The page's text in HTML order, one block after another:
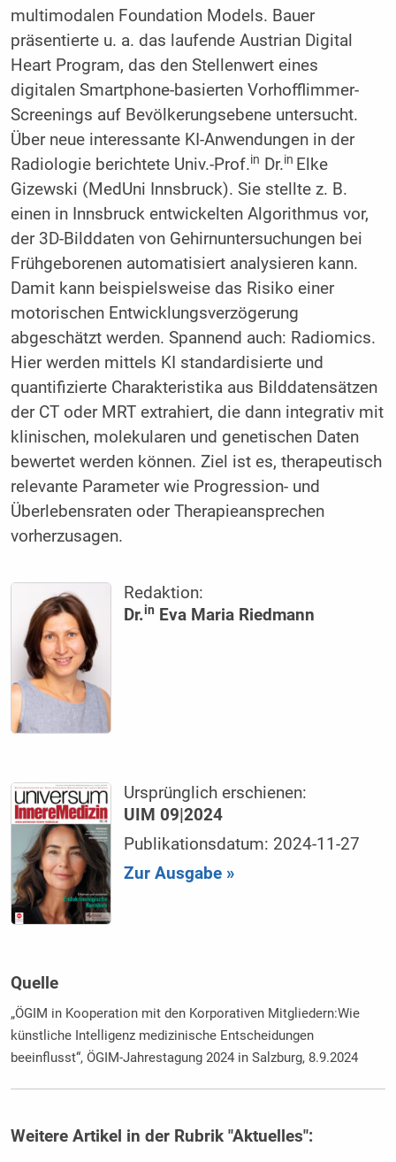
multimodalen Foundation Models. Bauer
präsentierte u. a. das laufende Austrian Digital
Heart Program, das den Stellenwert eines
digitalen Smartphone-basierten Vorhofflimmer-
Screenings auf Bevölkerungsebene untersucht.
Über neue interessante KI-Anwendungen in der
Radiologie berichtete Univ.-Prof.in Dr.in Elke
Gizewski (MedUni Innsbruck). Sie stellte z. B.
einen in Innsbruck entwickelten Algorithmus vor,
der 3D-Bilddaten von Gehirnuntersuchungen bei
Frühgeborenen automatisiert analysieren kann.
Damit kann beispielsweise das Risiko einer
motorischen Entwicklungsverzögerung
abgeschätzt werden. Spannend auch: Radiomics.
Hier werden mittels KI standardisierte und
quantifizierte Charakteristika aus Bilddatensätzen
der CT oder MRT extrahiert, die dann integrativ mit
klinischen, molekularen und genetischen Daten
bewertet werden können. Ziel ist es, therapeutisch
relevante Parameter wie Progression- und
Überlebensraten oder Therapieansprechen
vorherzusagen.
Redaktion:
Dr.in Eva Maria Riedmann
Ursprünglich erschienen:
UIM 09|2024
Publikationsdatum: 2024-11-27
Zur Ausgabe »
Quelle
„ÖGIM in Kooperation mit den Korporativen Mitgliedern:Wie
künstliche Intelligenz medizinische Entscheidungen
beeinflusst“, ÖGIM-Jahrestagung 2024 in Salzburg, 8.9.2024
Weitere Artikel in der Rubrik "Aktuelles":